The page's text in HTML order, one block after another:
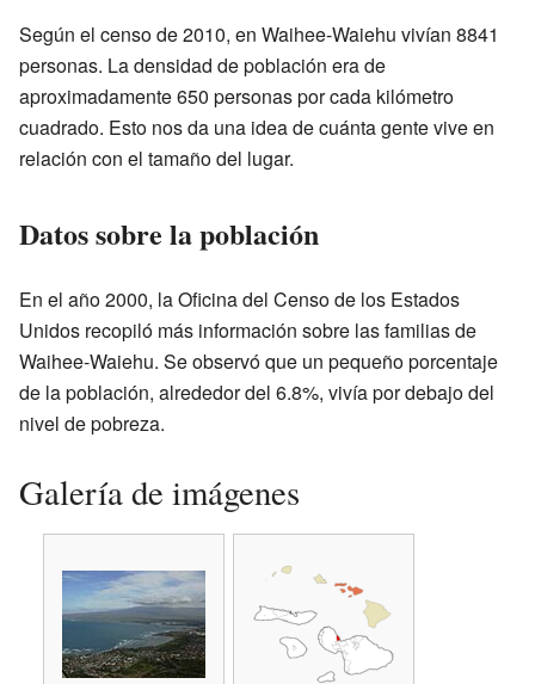
Según el censo de 2010, en Waihee-Waiehu vivían 8841
personas. La densidad de población era de
aproximadamente 650 personas por cada kilómetro
cuadrado. Esto nos da una idea de cuánta gente vive en
relación con el tamaño del lugar.
Datos sobre la población
En el año 2000, la Oficina del Censo de los Estados
Unidos recopiló más información sobre las familias de
Waihee-Waiehu. Se observó que un pequeño porcentaje
de la población, alrededor del 6.8%, vivía por debajo del
nivel de pobreza.
Galería de imágenes